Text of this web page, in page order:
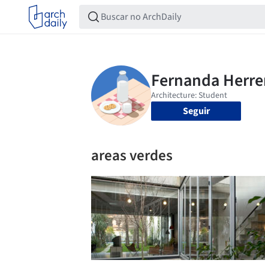
Seguir
areas verdes